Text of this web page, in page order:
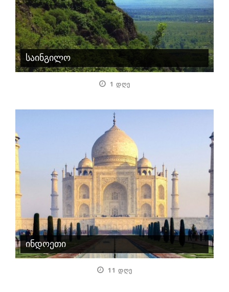
საინგილო
1 ᲓᲦᲔ
ინდოეთი
11 ᲓᲦᲔ